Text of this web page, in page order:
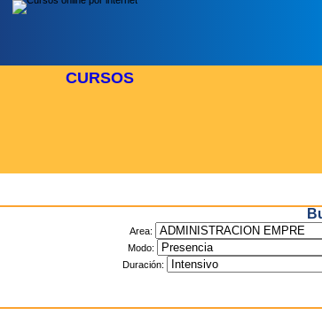
CURSOS
Area:
Modo:
Duración: